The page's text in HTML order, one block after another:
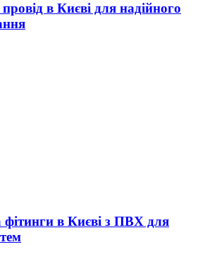
в Києві для надійного
фітинги в Києві з ПВХ для